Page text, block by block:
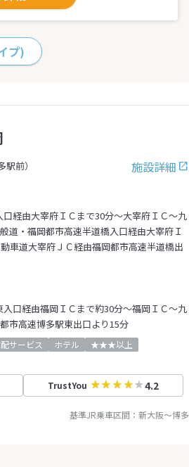
プ)
施設詳細
前）
経由大宰府ＩＣまで30分～大宰府ＩＣ～九
道・福岡都市高速半道橋入口経由大宰府Ｉ
車道大宰府ＪＣ経由福岡都市高速半道橋出
口経由福岡ＩＣまで約30分～福岡ＩＣ～九
市高速博多駅東出口より15分
サービス ホテル
★★★以上
TrustYou 4.2
基準JR乗車区間： 新大阪～博多